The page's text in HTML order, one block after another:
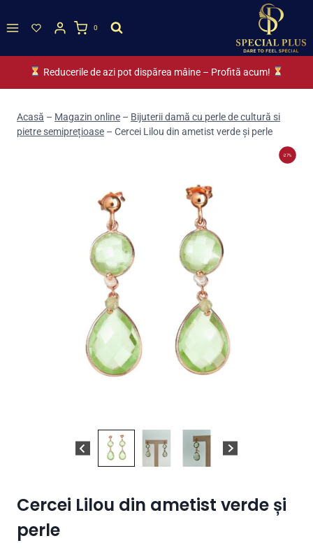
to
0
Reducerile de azi pot dispărea mâine – Profită acum!
Acasă – Magazin online – Bijuterii damă cu perle de cultură si
pietre semiprețioase – Cercei Lilou din ametist verde și perle
-27%
Cercei Lilou din ametist verde și
perle